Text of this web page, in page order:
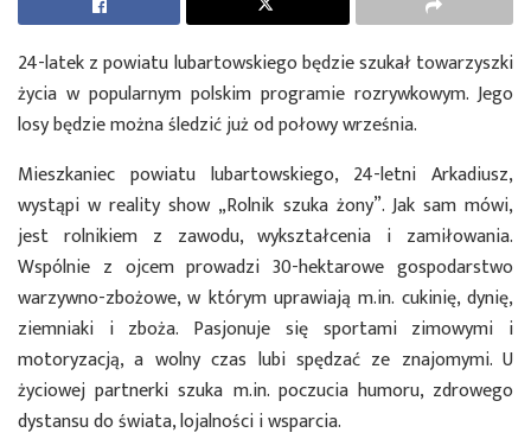
24-latek z powiatu lubartowskiego będzie szukał towarzyszki
życia w popularnym polskim programie rozrywkowym. Jego
losy będzie można śledzić już od połowy września.
Mieszkaniec powiatu lubartowskiego, 24-letni Arkadiusz,
wystąpi w reality show „Rolnik szuka żony”. Jak sam mówi,
jest rolnikiem z zawodu, wykształcenia i zamiłowania.
Wspólnie z ojcem prowadzi 30-hektarowe gospodarstwo
warzywno-zbożowe, w którym uprawiają m.in. cukinię, dynię,
ziemniaki i zboża. Pasjonuje się sportami zimowymi i
motoryzacją, a wolny czas lubi spędzać ze znajomymi. U
życiowej partnerki szuka m.in. poczucia humoru, zdrowego
dystansu do świata, lojalności i wsparcia.